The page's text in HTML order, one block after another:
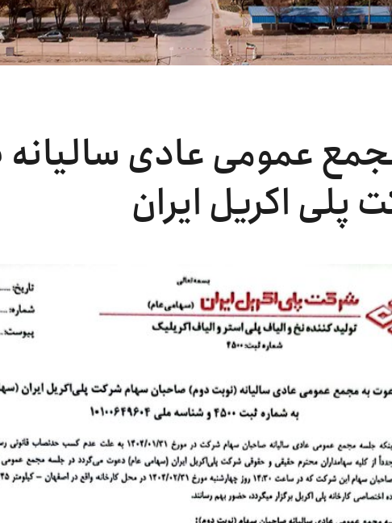
عمومی عادی
اکریل ایران